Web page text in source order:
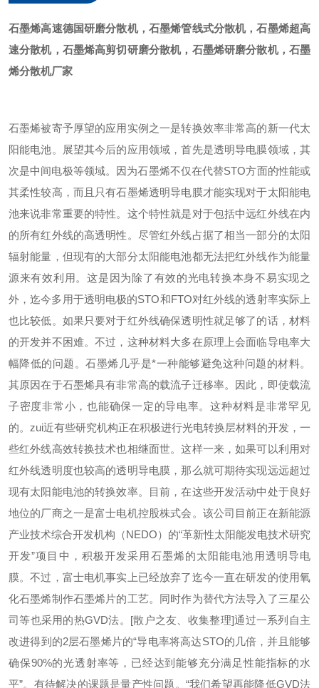
石墨烯高速德国研磨分散机，石墨烯管线式分散机，石墨烯超高
速分散机，石墨烯高剪切研磨分散机，石墨烯研磨分散机，石墨
烯分散机厂家
石墨烯被寄予厚望的应用实例之一是转换效率非常高的新一代太
阳能电池。展望其今后的应用领域，首先是透明导电膜领域，其
次是中间电极等领域。因为石墨烯不仅在代替STO方面的性能或
其柔性较高，而且只有石墨烯透明导电膜才能实现对于太阳能电
池来说非常重要的特性。这个特性就是对于包括中远红外线在内
的所有红外线的高透明性。尽管红外线占据了相当一部分的太阳
辐射能量，但现有的大部分太阳能电池都无法把红外线作为能量
源来有效利用。这是因为除了有效的光电转换本身不易实现之
外，迄今多用于透明电极的STO和FTO对红外线的透射率实际上
也比较低。 如果只要对于红外线确保透明性就足够了的话，材料
的开发并不困难。不过，这种材料大多在原理上会面临导电率大
幅降低的问题。石墨烯几乎是*一种能够避免这种问题的材料。
其原因在于石墨烯具有非常高的载流子迁移率。因此，即使载流
子密度非常小，也能确保一定的导电率。这种材料是非常罕见
的。 zui近有些研究机构正在积极进行光电转换层材料的开发，一
些红外线高效转换技术也相继面世。这样一来，如果可以利用对
红外线透明度也较高的透明导电膜，那么就可期待实现远远超过
现有太阳能电池的转换效率。
目前，在这些开发活动中处于良好
地位的厂商之一是富士电机控股株式会。该公司目前正在新能源
产业技术综合开发机构（NEDO）的“革新性太阳能发电技术研究
开发”项目中，积极开发采用石墨烯的太阳能电池用透明导电
膜。不过，富士电机事实上已经放弃了迄今一直在研发的使用氧
化石墨烯制作石墨烯片的工艺。同时作为替代方法导入了三星公
司等也采用的热GVD法。[散户之友、收集整理]通过一系列自主
改进得到的2层石墨烯片的“导电率将高达STO的几倍，并且能够
确保90%的光透射率等，已经达到能够充分满足性能指标的水
平”。 有待解决的课题是量产性问题。“我们希望再能降低GVD法